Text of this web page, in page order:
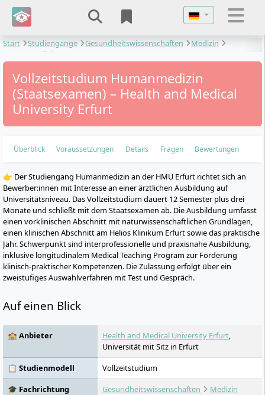
Sprache
Start Studiengänge Gesundheitswissenschaften
Medizin
Humanmedizin
Vollzeitstudium Humanmedizin
(Staatsexamen) – Health and Medical
University Erfurt
Überblick Voraussetzungen Details Fragen Bewertungen
👉 Der Studiengang Humanmedizin an der HMU Erfurt richtet sich an
Bewerber:innen mit Interesse an einer ärztlichen Ausbildung auf
Universitätsniveau. Das Vollzeitstudium dauert 12 Semester plus drei
Monate und schließt mit dem Staatsexamen ab. Die Ausbildung umfasst
einen vorklinischen Abschnitt mit naturwissenschaftlichen Grundlagen,
einen klinischen Abschnitt am Helios Klinikum Erfurt sowie das praktische
Jahr. Schwerpunkt sind interprofessionelle und praxisnahe Ausbildung,
inklusive longitudinalem Medical Teaching Program zur Förderung
klinisch-praktischer Kompetenzen. Die Zulassung erfolgt über ein
zweistufiges Auswahlverfahren mit Test und Gespräch.
Auf einen Blick
🏫 Anbieter Health and Medical University Erfurt,
Universität mit Sitz in Erfurt
📋 Studienmodell
Vollzeitstudium
🎓 Fachrichtung
Gesundheitswissenschaften
Medizin